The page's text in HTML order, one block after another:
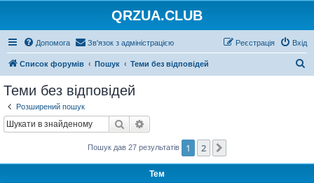
QRZUA.CLUB
Допомога Зв'язок з адміністрацією Вхід
Реєстрація
Список форумів Пошук Теми без відповідей
Теми без відповідей
Розширений пошук
Пошук
Пошук дав 27 результатів 1 2
Тем